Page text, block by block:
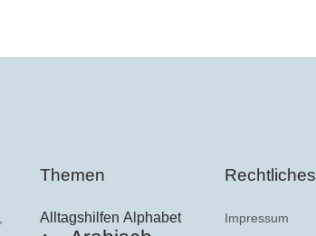
Themen
Alltagshilfen Alphabet
Rechtliches
Impressum